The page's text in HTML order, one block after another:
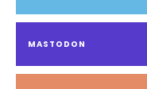
MASTODON